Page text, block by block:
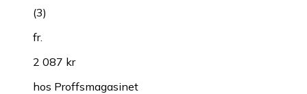
(3)
fr.
2 087 kr
hos Proffsmagasinet